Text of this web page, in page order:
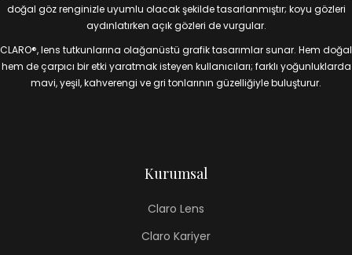
doğal göz renginizle uyumlu olacak şekilde tasarlanmıştır; koyu gözleri
aydınlatırken açık gözleri de vurgular.
CLARO®, lens tutkunlarına olağanüstü grafik tasarımlar sunar. Hem doğal
hem de çarpıcı bir etki yaratmak isteyen kullanıcıları; farklı yoğunluklarda
mavi, yeşil, kahverengi ve gri tonlarının güzelliğiyle buluşturur.
Kurumsal
Claro Lens
Claro Kariyer